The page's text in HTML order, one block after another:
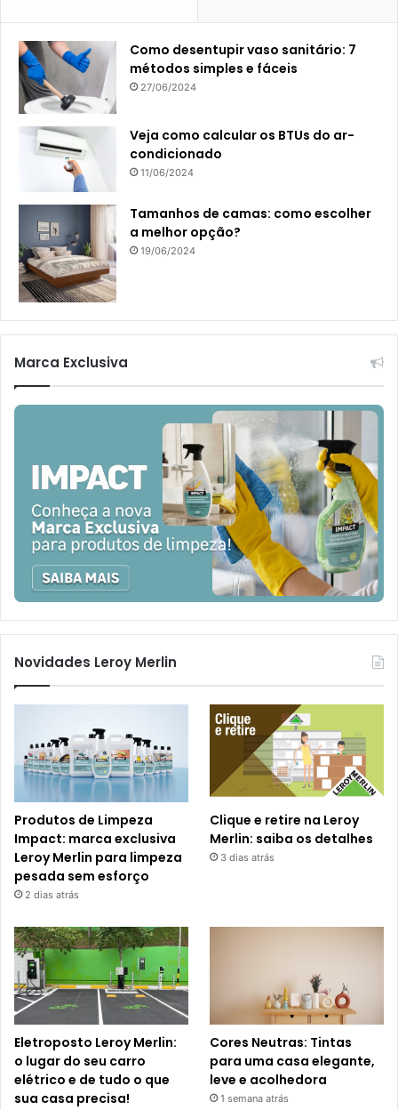
Como desentupir vaso sanitário: 7
métodos simples e fáceis
27/06/2024
Veja como calcular os BTUs do ar-
condicionado
11/06/2024
Tamanhos de camas: como escolher
a melhor opção?
19/06/2024
Marca Exclusiva
Novidades Leroy Merlin
Produtos de Limpeza
Impact: marca exclusiva
Leroy Merlin para limpeza
pesada sem esforço
2 dias atrás
Clique e retire na Leroy
Merlin: saiba os detalhes
3 dias atrás
Eletroposto Leroy Merlin:
o lugar do seu carro
elétrico e de tudo o que
sua casa precisa!
Cores Neutras: Tintas
para uma casa elegante,
leve e acolhedora
1 semana atrás